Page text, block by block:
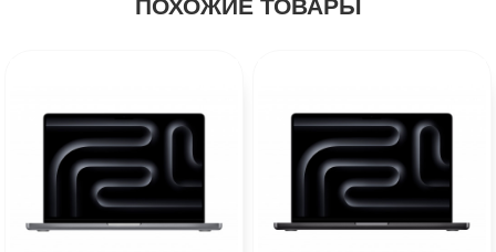
ПОХОЖИЕ ТОВАРЫ